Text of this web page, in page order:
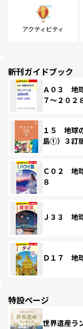
アクティビティ
新刊ガイドブック
Ａ０３ 地
７～２０２
１５ 地球
島①）３訂
Ｃ０２ 地
８
Ｊ３３ 地
Ｄ１７ 地
特設ページ
世界遺産ラ